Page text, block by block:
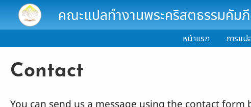
Skip to main contentคณะแปลทำงานพระคริสตธรรมคัม
หน้าแรก การแป
Contact
You can send us a message using the contact